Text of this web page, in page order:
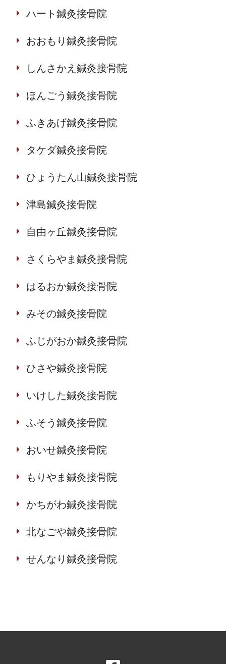
ハート鍼灸接骨院
おおもり鍼灸接骨院
しんさかえ鍼灸接骨院
ほんごう鍼灸接骨院
ふきあげ鍼灸接骨院
タケダ鍼灸接骨院
ひょうたん山鍼灸接骨院
津島鍼灸接骨院
自由ヶ丘鍼灸接骨院
さくらやま鍼灸接骨院
はるおか鍼灸接骨院
みその鍼灸接骨院
ふじがおか鍼灸接骨院
ひさや鍼灸接骨院
いけした鍼灸接骨院
ふそう鍼灸接骨院
おいせ鍼灸接骨院
もりやま鍼灸接骨院
かちがわ鍼灸接骨院
北なごや鍼灸接骨院
せんなり鍼灸接骨院